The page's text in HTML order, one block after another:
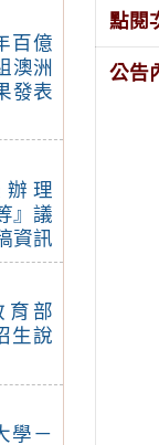
百億
澳洲
發表
理
』議
資訊
育部
生說
學－
點閱
公告